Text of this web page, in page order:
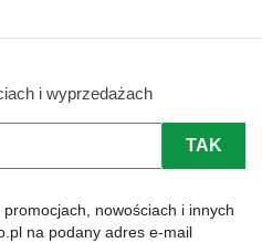
i wyprzedażach
nowościach i innych
na podany adres e-mail